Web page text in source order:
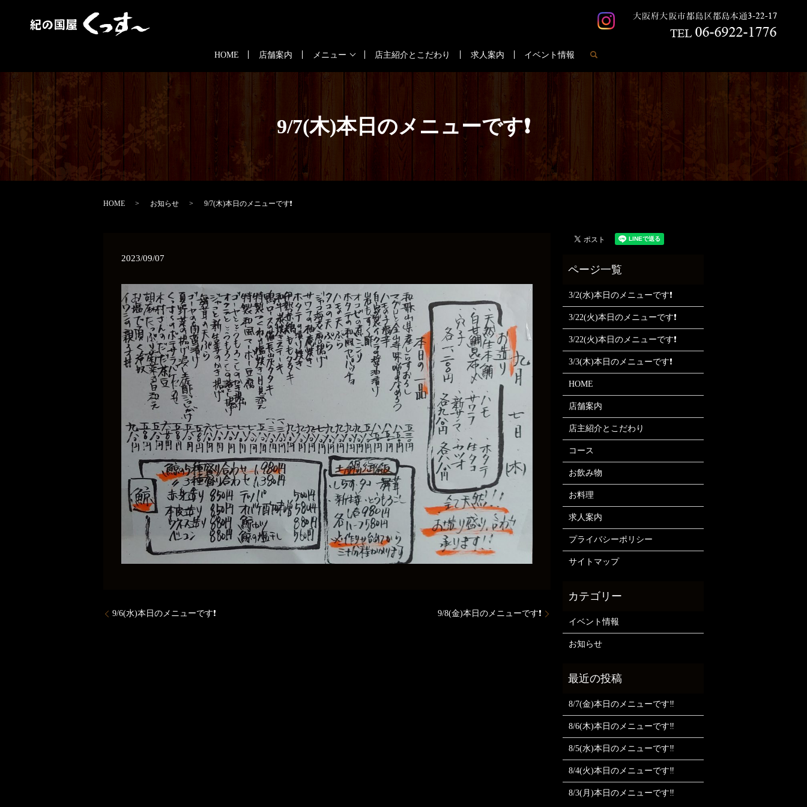
HOME 店舗案内 メニュー 店主紹介とこだわり 求人案内 イベント情報
9/7(木)本日のメニューです❗
HOME お知らせ 9/7(木)本日のメニューです❗
2023/09/07
9/6(水)本日のメニューです❗ 9/8(金)本日のメニューです❗
3/2(水)本日のメニューです❗
3/22(火)本日のメニューです❗
3/22(火)本日のメニューです❗
3/3(木)本日のメニューです❗
HOME
店舗案内
店主紹介とこだわり
コース
お飲み物
お料理
求人案内
プライバシーポリシー
サイトマップ
イベント情報
お知らせ
8/7(金)本日のメニューです‼️
8/6(木)本日のメニューです‼️
8/5(水)本日のメニューです‼️
8/4(火)本日のメニューです‼️
8/3(月)本日のメニューです‼️